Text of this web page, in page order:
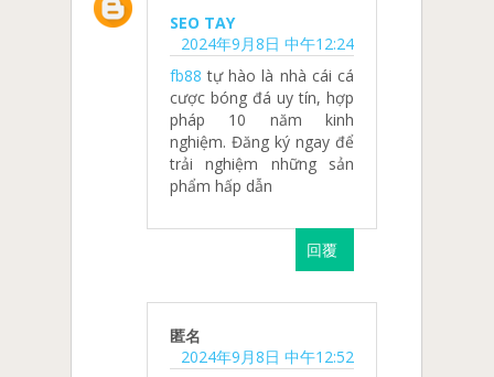
SEO TAY
2024年9月8日 中午12:24
fb88 tự hào là nhà cái cá
cược bóng đá uy tín, hợp
pháp 10 năm kinh
nghiệm. Đăng ký ngay để
trải nghiệm những sản
phẩm hấp dẫn
回覆
匿名
2024年9月8日 中午12:52